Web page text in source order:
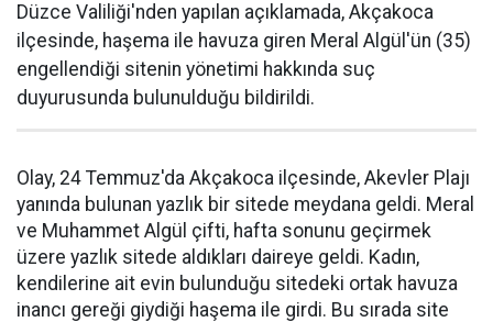
Düzce Valiliği'nden yapılan açıklamada, Akçakoca
ilçesinde, haşema ile havuza giren Meral Algül'ün (35)
engellendiği sitenin yönetimi hakkında suç
duyurusunda bulunulduğu bildirildi.
Olay, 24 Temmuz'da Akçakoca ilçesinde, Akevler Plajı
yanında bulunan yazlık bir sitede meydana geldi. Meral
ve Muhammet Algül çifti, hafta sonunu geçirmek
üzere yazlık sitede aldıkları daireye geldi. Kadın,
kendilerine ait evin bulunduğu sitedeki ortak havuza
inancı gereği giydiği haşema ile girdi. Bu sırada site